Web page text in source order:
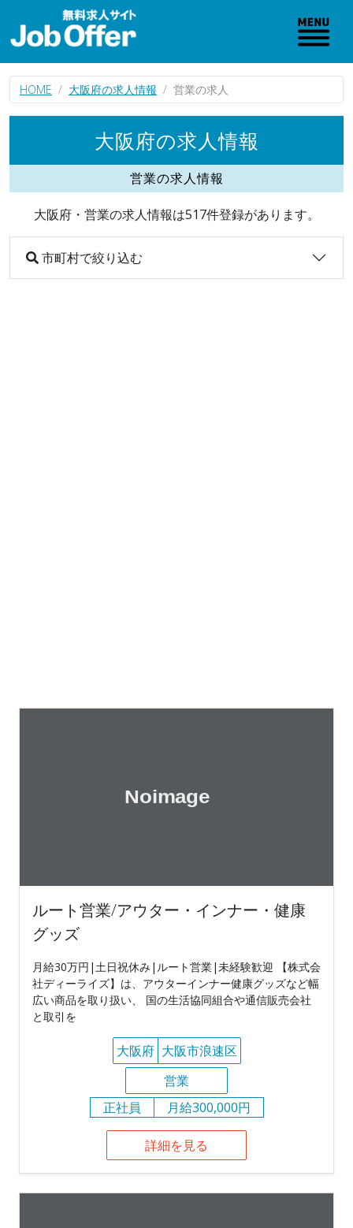
HOME 大阪府の求人情報 営業の求人
大阪府の求人情報
営業の求人情報
大阪府・営業の求人情報は517件登録があります。
市町村で絞り込む
ルート営業/アウター・インナー・健康
グッズ
月給30万円|土日祝休み|ルート営業|未経験歓迎 【株式会
社ディーライズ】は、アウターインナー健康グッズなど幅
広い商品を取り扱い、 国の生活協同組合や通信販売会社
と取引を
大阪府 大阪市浪速区
営業
正社員
月給300,000円
詳細を見る